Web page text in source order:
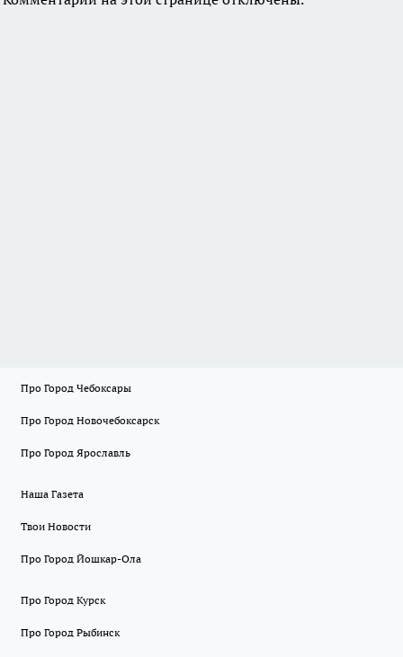
Про Город Чебоксары
Про Город Новочебоксарск
Про Город Ярославль
Наша Газета
Твои Новости
Про Город Йошкар-Ола
Про Город Курск
Про Город Рыбинск